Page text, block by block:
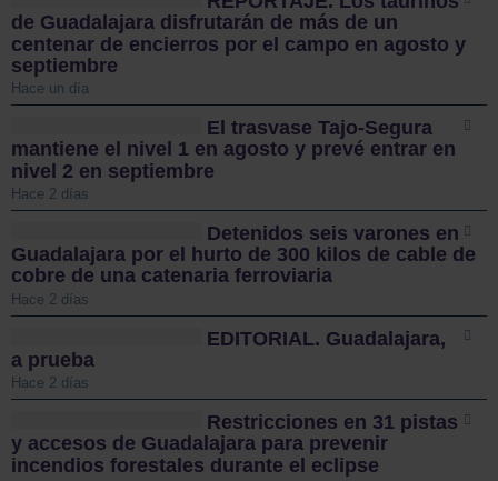
de Guadalajara disfrutarán de más de un
centenar de encierros por el campo en agosto y
septiembre
Hace un día
El trasvase Tajo-Segura
mantiene el nivel 1 en agosto y prevé entrar en
nivel 2 en septiembre
Hace 2 días
Detenidos seis varones en
Guadalajara por el hurto de 300 kilos de cable de
cobre de una catenaria ferroviaria
Hace 2 días
EDITORIAL. Guadalajara,
a prueba
Hace 2 días
Restricciones en 31 pistas
y accesos de Guadalajara para prevenir
incendios forestales durante el eclipse